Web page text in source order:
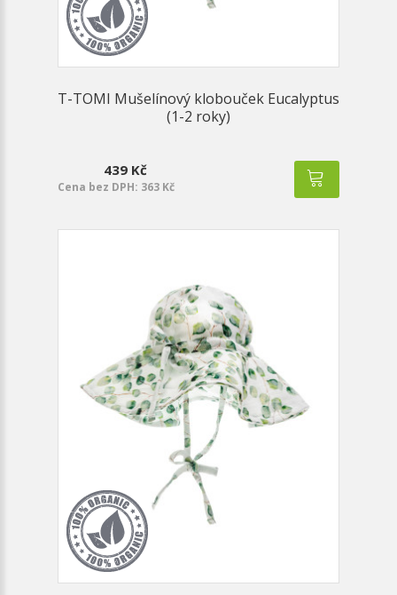
T-TOMI Mušelínový klobouček Eucalyptus
(1-2 roky)
439 Kč
Cena bez DPH: 363 Kč